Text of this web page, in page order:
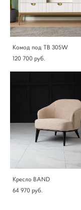
Комод под ТВ 305W
120 700 pуб.
Кресло BAND
64 970 pуб.